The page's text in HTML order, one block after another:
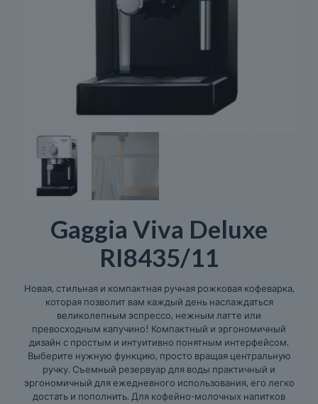
Gaggia Viva Deluxe
RI8435/11
Новая, стильная и компактная ручная рожковая кофеварка,
которая позволит вам каждый день наслаждаться
великолепным эспрессо, нежным латте или
превосходным капучино! Компактный и эргономичный
дизайн с простым и интуитивно понятным интерфейсом.
Выберите нужную функцию, просто вращая центральную
ручку. Съемный резервуар для воды практичный и
эргономичный для ежедневного использования, его легко
достать и пополнить. Для кофейно-молочных напитков